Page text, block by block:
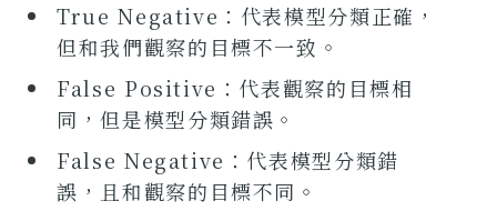
True Negative：代表模型分類正確，
但和我們觀察的目標不一致。
False Positive：代表觀察的目標相
同，但是模型分類錯誤。
False Negative：代表模型分類錯
誤，且和觀察的目標不同。